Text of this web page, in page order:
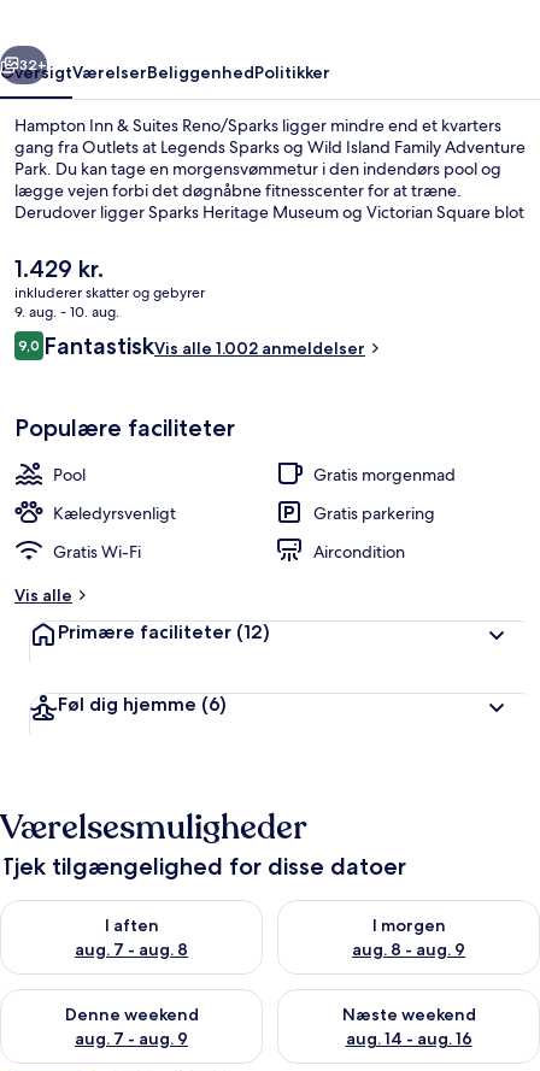
Næste
32+
OversigtVærelserBeliggenhedPolitikker
Hampton Inn & Suites Reno/Sparks ligger mindre end et kvarters
gang fra Outlets at Legends Sparks og Wild Island Family Adventure
Park. Du kan tage en morgensvømmetur i den indendørs pool og
lægge vejen forbi det døgnåbne fitnesscenter for at træne.
Derudover ligger Sparks Heritage Museum og Victorian Square blot
hjælpsomme personale og beliggenhed i nærheden af
seværdigheder.
Den
nuværende
pris
er
1.429 kr.
1.429 kr.
inkluderer skatter og gebyrer
9. aug. - 10. aug.
Anmeldelser
9,09,0 ud af 10.
FantastiskVis alle 1.002 anmeldelser
Populære faciliteter
Pool
Gratis morgenmad
Kæledyrsvenligt
Gratis parkering
Gratis Wi-Fi
Aircondition
Vis alle
Primære faciliteter (12)
Føl dig hjemme (6)
Værelsesmuligheder
Tjek tilgængelighed for disse datoer
I aften
aug. 7 - aug. 8
Tjek tilgængelighed for i aften aug. 7 - aug. 8
I morgen
aug. 8 - aug. 9
Tjek tilgængelighed for i
Denne weekend
aug. 7 - aug. 9
Tjek tilgængelighed for denne weekend aug. 7 - aug. 9
Næste weekend
aug. 14 - aug. 16
Tjek tilgængelighed for næste